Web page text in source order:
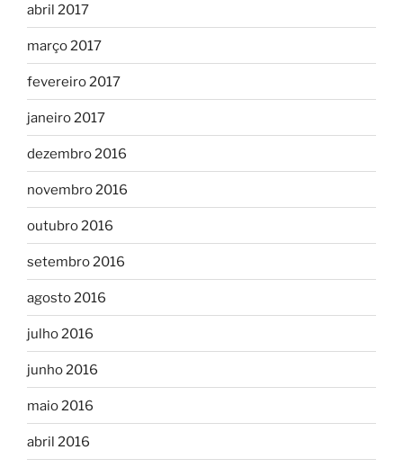
abril 2017
março 2017
fevereiro 2017
janeiro 2017
dezembro 2016
novembro 2016
outubro 2016
setembro 2016
agosto 2016
julho 2016
junho 2016
maio 2016
abril 2016